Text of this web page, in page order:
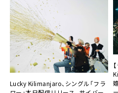
Lucky Kilimanjaro、シングル「フラ